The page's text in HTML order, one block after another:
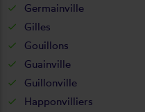
Germainville
Gilles
Gouillons
Guainville
Guillonville
Happonvilliers